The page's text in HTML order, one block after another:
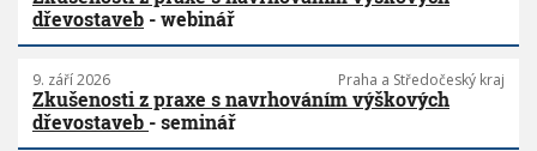
dřevostaveb - webinář
9. září 2026 Praha a Středočeský kraj
Zkušenosti z praxe s navrhováním výškových
dřevostaveb - seminář